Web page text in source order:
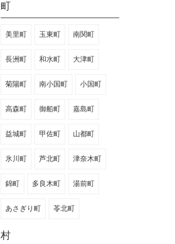
町
美里町 玉東町 南関町
長洲町 和水町 大津町
菊陽町 南小国町 小国町
高森町 御船町 嘉島町
益城町 甲佐町 山都町
氷川町 芦北町 津奈木町
錦町 多良木町 湯前町
あさぎり町 苓北町
村